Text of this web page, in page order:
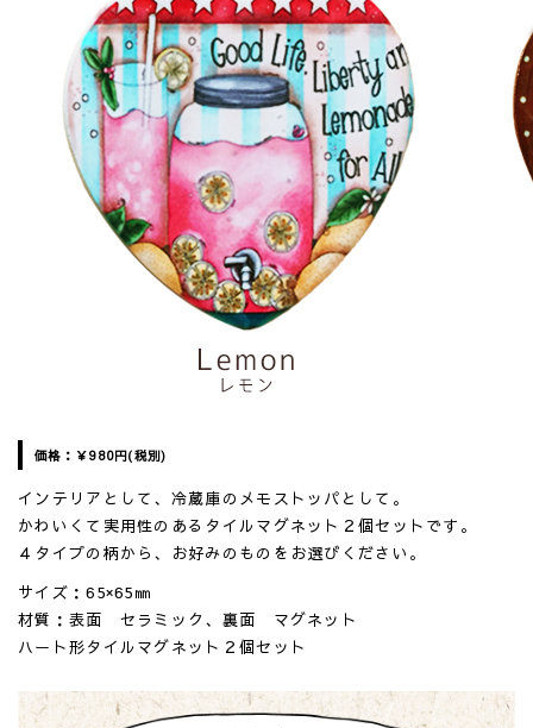
価格： ￥980円(税別)
インテリアとして、冷蔵庫のメモストッパとして。
かわいくて実用性のあるタイルマグネット２個セットです。
４タイプの柄から、お好みのものをお選びください。
サイズ：65×65㎜
材質：表面 セラミック、裏面 マグネット
ハート形タイルマグネット２個セット